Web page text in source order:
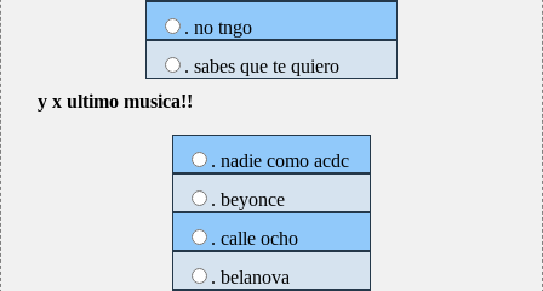
. no tngo
. sabes que te quiero
y x ultimo musica!!
. nadie como acdc
. beyonce
. calle ocho
. belanova